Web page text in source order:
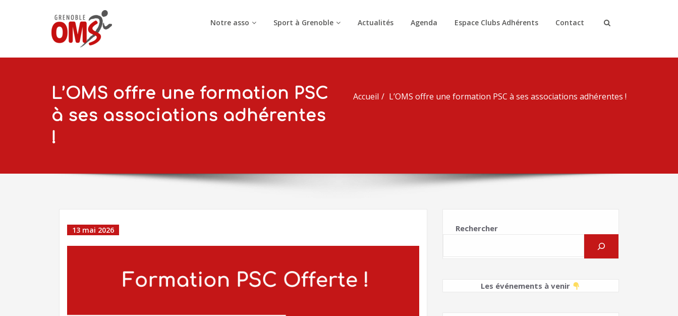
Notre asso Sport à Grenoble Actualités Agenda Espace Clubs Adhérents Contact
L’OMS offre une formation PSC
à ses associations adhérentes
!
Accueil L’OMS offre une formation PSC à ses associations adhérentes !
13 mai 2026 Rechercher
Les événements à venir